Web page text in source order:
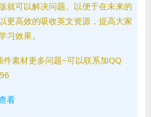
就可以解决问题。以便于在未来的
更高效的吸收英文资源，提高大家
习效果。
素材更多问题~可以联系加QQ
看